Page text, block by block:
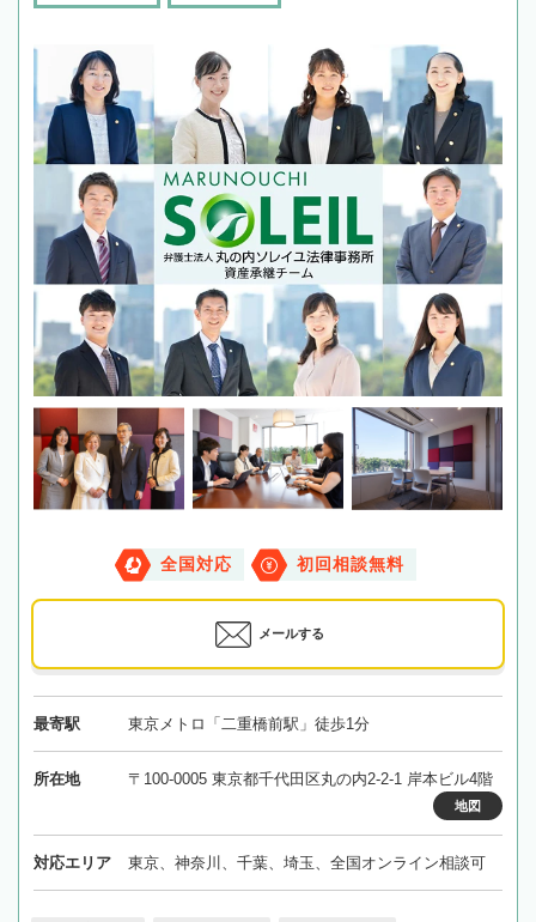
全国対応 初回相談無料
メールする
最寄駅 東京メトロ「二重橋前駅」徒歩1分
所在地 〒100-0005 東京都千代田区丸の内2-2-1 岸本ビル4階
地図
対応エリア 東京、神奈川、千葉、埼玉、全国オンライン相談可